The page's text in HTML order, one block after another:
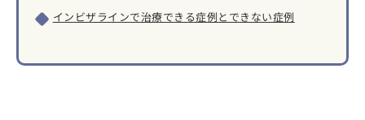
インビザラインで治療できる症例とできない症例